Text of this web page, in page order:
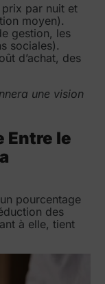
prix par nuit et
moyen).
gestion, les
sociales).
d’achat, des
une vision
Entre le
pourcentage
des
à elle, tient